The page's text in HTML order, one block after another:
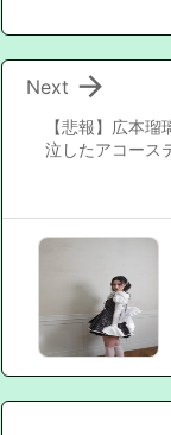
【悲報】広本
泣したアコース

Next